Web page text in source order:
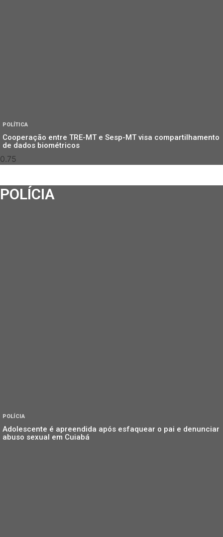
POLÍTICA
Cooperação entre TRE-MT e Sesp-MT visa compartilhamento
de dados biométricos
POLÍCIA
POLÍCIA
Adolescente é apreendida após esfaquear o pai e denunciar
abuso sexual em Cuiabá